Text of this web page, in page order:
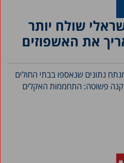
שולח יותר
את האשפוזים
נתונים שנאספו בבתי החולים
למסקנה פשוטה: התחממות האקלים